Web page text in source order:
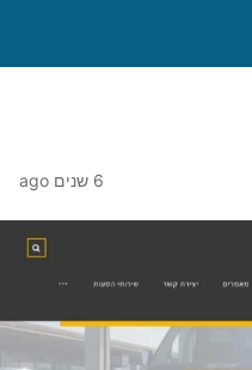
6 שנים ago